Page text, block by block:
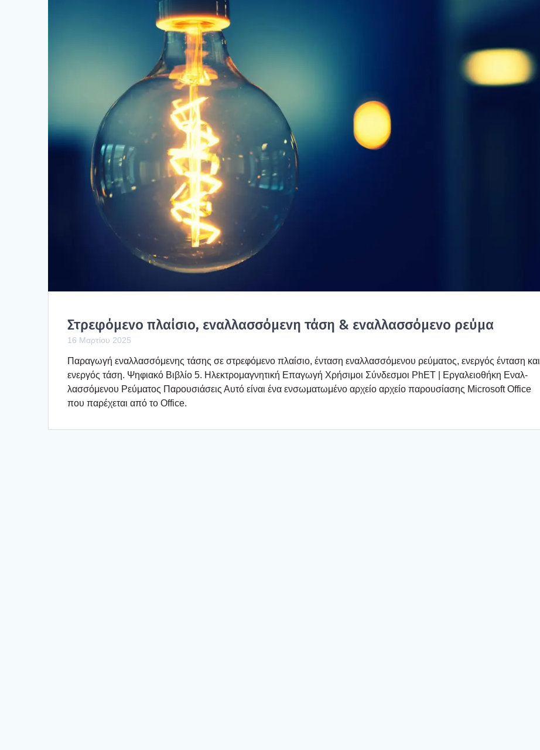
Στρε­φό­με­νο πλαί­σιο, εναλ­λασ­σό­με­νη τάση & εναλ­λασ­σό­με­νο ρεύ­μα
16 Μαρτίου 2025
Παρα­γω­γή εναλ­λασ­σό­με­νης τάσης σε στρε­φό­με­νο πλαί­σιο, έντα­ση εναλ­λασ­σό­με­νου ρεύ­μα­τος, ενερ­γός έντα­ση και
ενερ­γός τάση. Ψηφια­κό Βιβλίο 5. Ηλε­κτρο­μα­γνη­τι­κή Επα­γω­γή Χρή­σι­μοι Σύν­δε­σμοι PhET | Εργα­λειο­θή­κη Εναλ­
λασ­σό­με­νου Ρεύ­μα­τος Παρου­σιά­σεις Αυτό είναι ένα ενσω­μα­τω­μέ­νο αρχείο αρχείο παρου­σί­α­σης Microsoft Office
που παρέ­χε­ται από το Office.